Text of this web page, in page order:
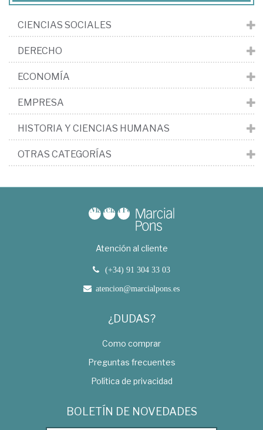
CIENCIAS SOCIALES
DERECHO
ECONOMÍA
EMPRESA
HISTORIA Y CIENCIAS HUMANAS
OTRAS CATEGORÍAS
Atención al cliente
(+34) 91 304 33 03
atencion@marcialpons.es
¿DUDAS?
Como comprar
Preguntas frecuentes
Política de privacidad
BOLETÍN DE NOVEDADES